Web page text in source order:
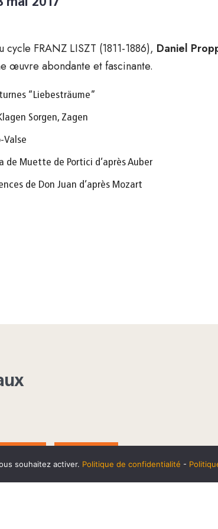
cycle FRANZ LISZT (1811-1886), Daniel
œuvre abondante et fascinante.
“Liebesträume”
Sorgen, Zagen
Valse
de Muette de Portici d’après Auber
de Don Juan d’après Mozart
souhaitez activer. Politique de confidentialité -